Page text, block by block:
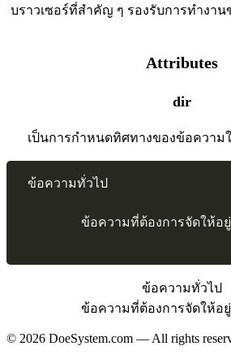
บราวเซอร์ที่สำคัญ ๆ รองรับการทำงาน
Attributes
dir
เป็นการกำหนดทิศทางของข้อความ
ข้อความทั่วไป
ข้อความที่ต้องการจัดให้อ
ข้อความทั่วไป
ข้อความที่ต้องการจัดให้อ
© 2026 DoeSystem.com — All rights